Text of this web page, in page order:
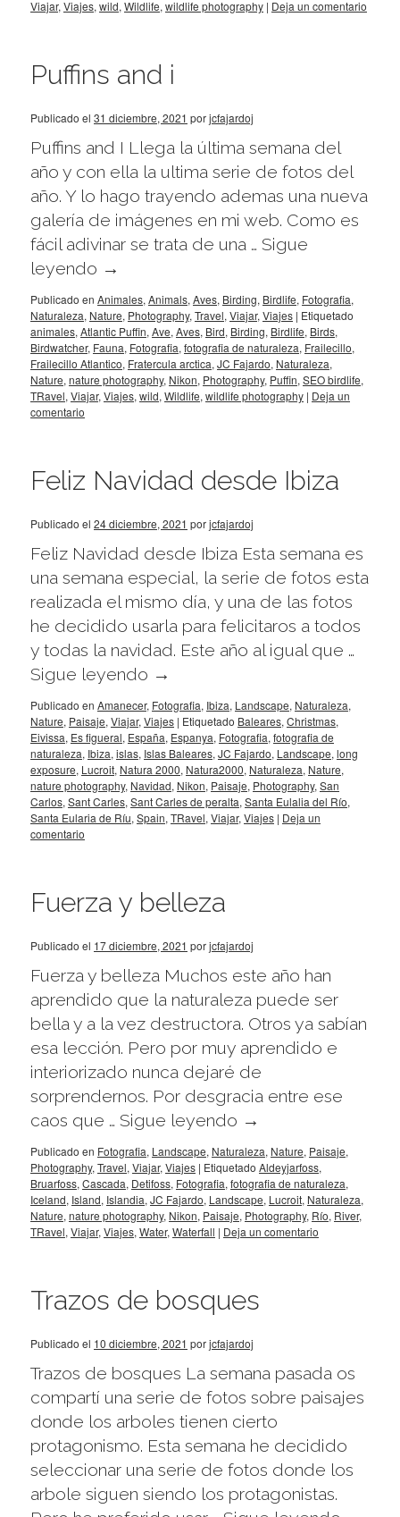
Viajar, Viajes, wild, Wildlife, wildlife photography | Deja un comentario
Puffins and i
Publicado el 31 diciembre, 2021 porjcfajardoj
Puffins and I Llega la última semana del
año y con ella la ultima serie de fotos del
año. Y lo hago trayendo ademas una nueva
galería de imágenes en mi web. Como es
fácil adivinar se trata de una … Sigue
leyendo →
Publicado en Animales, Animals, Aves, Birding, Birdlife, Fotografia,
Naturaleza, Nature, Photography, Travel, Viajar, Viajes | Etiquetado
animales, Atlantic Puffin, Ave, Aves, Bird, Birding, Birdlife, Birds,
Birdwatcher, Fauna, Fotografia, fotografia de naturaleza, Frailecillo,
Frailecillo Atlantico, Fratercula arctica, JC Fajardo, Naturaleza,
Nature, nature photography, Nikon, Photography, Puffin, SEO birdlife,
TRavel, Viajar, Viajes, wild, Wildlife, wildlife photography | Deja un
comentario
Feliz Navidad desde Ibiza
Publicado el 24 diciembre, 2021 porjcfajardoj
Feliz Navidad desde Ibiza Esta semana es
una semana especial, la serie de fotos esta
realizada el mismo día, y una de las fotos
he decidido usarla para felicitaros a todos
y todas la navidad. Este año al igual que …
Sigue leyendo →
Publicado en Amanecer, Fotografia, Ibiza, Landscape, Naturaleza,
Nature, Paisaje, Viajar, Viajes | Etiquetado Baleares, Christmas,
Eivissa, Es figueral, España, Espanya, Fotografia, fotografia de
naturaleza, Ibiza, islas, Islas Baleares, JC Fajardo, Landscape, long
exposure, Lucroit, Natura 2000, Natura2000, Naturaleza, Nature,
nature photography, Navidad, Nikon, Paisaje, Photography, San
Carlos, Sant Carles, Sant Carles de peralta, Santa Eulalia del Río,
Santa Eularia de Ríu, Spain, TRavel, Viajar, Viajes | Deja un
comentario
Fuerza y belleza
Publicado el 17 diciembre, 2021 porjcfajardoj
Fuerza y belleza Muchos este año han
aprendido que la naturaleza puede ser
bella y a la vez destructora. Otros ya sabían
esa lección. Pero por muy aprendido e
interiorizado nunca dejaré de
sorprendernos. Por desgracia entre ese
caos que … Sigue leyendo →
Publicado en Fotografia, Landscape, Naturaleza, Nature, Paisaje,
Photography, Travel, Viajar, Viajes | Etiquetado Aldeyjarfoss,
Bruarfoss, Cascada, Detifoss, Fotografia, fotografia de naturaleza,
Iceland, Island, Islandia, JC Fajardo, Landscape, Lucroit, Naturaleza,
Nature, nature photography, Nikon, Paisaje, Photography, Río, River,
TRavel, Viajar, Viajes, Water, Waterfall | Deja un comentario
Trazos de bosques
Publicado el 10 diciembre, 2021 porjcfajardoj
Trazos de bosques La semana pasada os
compartí una serie de fotos sobre paisajes
donde los arboles tienen cierto
protagonismo. Esta semana he decidido
seleccionar una serie de fotos donde los
arbole siguen siendo los protagonistas.